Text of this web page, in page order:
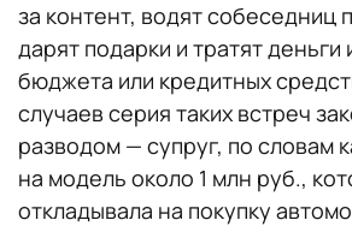
за контент, водят собеседниц
дарят подарки и тратят деньги
бюджета или кредитных
случаев серия таких встреч
разводом — супруг, по словам
на модель около 1 млн руб.,
откладывала на покупку